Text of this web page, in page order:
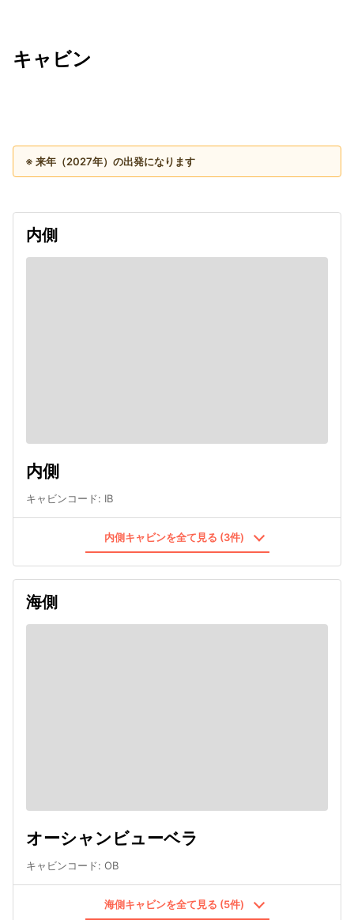
キャビン
※ 来年（2027年）の出発になります
内側
内側
キャビンコード: IB
内側キャビンを全て見る (3件)
海側
オーシャンビューベラ
キャビンコード: OB
海側キャビンを全て見る (5件)